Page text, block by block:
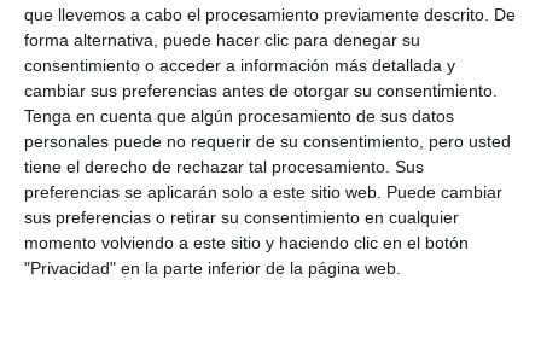
que llevemos a cabo el procesamiento previamente descrito. De
forma alternativa, puede hacer clic para denegar su
consentimiento o acceder a información más detallada y
cambiar sus preferencias antes de otorgar su consentimiento.
Tenga en cuenta que algún procesamiento de sus datos
personales puede no requerir de su consentimiento, pero usted
tiene el derecho de rechazar tal procesamiento. Sus
preferencias se aplicarán solo a este sitio web. Puede cambiar
sus preferencias o retirar su consentimiento en cualquier
momento volviendo a este sitio y haciendo clic en el botón
"Privacidad" en la parte inferior de la página web.
https://mijascom.com/?a=27572
PP ECONOMÍA HACIENDA EMPLEO MIJAS